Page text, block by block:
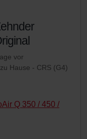
vor
Hause - CRS (G4)
Q 350 / 450 /